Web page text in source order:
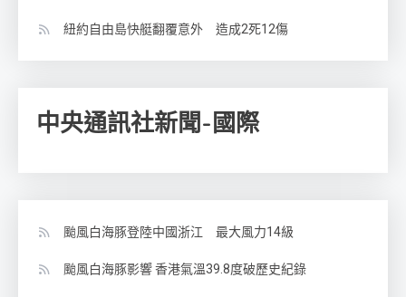
紐約自由島快艇翻覆意外 造成2死12傷
中央通訊社新聞-國際
颱風白海豚登陸中國浙江 最大風力14級
颱風白海豚影響 香港氣溫39.8度破歷史紀錄